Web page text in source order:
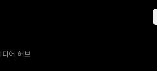
디어 허브